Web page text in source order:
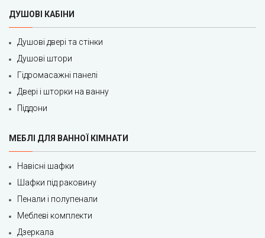
ДУШОВІ КАБІНИ
Душові двері та стінки
Душові штори
Гідромасажні панелі
Двері і шторки на ванну
Піддони
МЕБЛІ ДЛЯ ВАННОЇ КІМНАТИ
Навісні шафки
Шафки під раковину
Пенали і полупенали
Меблеві комплекти
Дзеркала